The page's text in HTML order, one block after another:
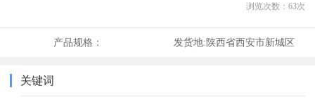
浏览次数： 63次
产品规格： 发货地:陕西省西安市新城区
关键词